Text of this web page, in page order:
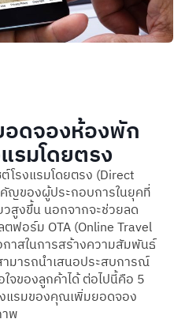
ดจองห้องพัก
รมโดยตรง
โรงแรมโดยตรง (Direct
คัญของผู้ประกอบการในยุคที่
สูงขึ้น นอกจากจะช่วยลด
อร์ม OTA (Online Travel
าสในการสร้างความสัมพันธ์
มารถนำเสนอประสบการณ์
จของลูกค้าได้ ต่อไปนี้คือ 5
แรมของคุณเพิ่มยอดจอง